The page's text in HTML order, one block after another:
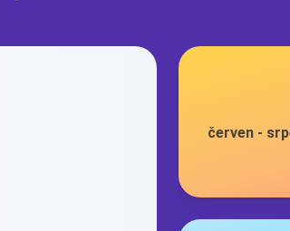
červen -